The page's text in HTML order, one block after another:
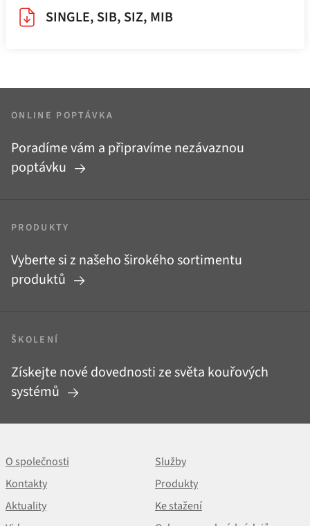
SINGLE, SIB, SIZ, MIB
ONLINE POPTÁVKA
Poradíme vám a připravíme nezávaznou
poptávku
PRODUKTY
Vyberte si z našeho širokého sortimentu
produktů
ŠKOLENÍ
Získejte nové dovednosti ze světa kouřových
systémů
O společnosti
Služby
Kontakty
Produkty
Aktuality
Ke stažení